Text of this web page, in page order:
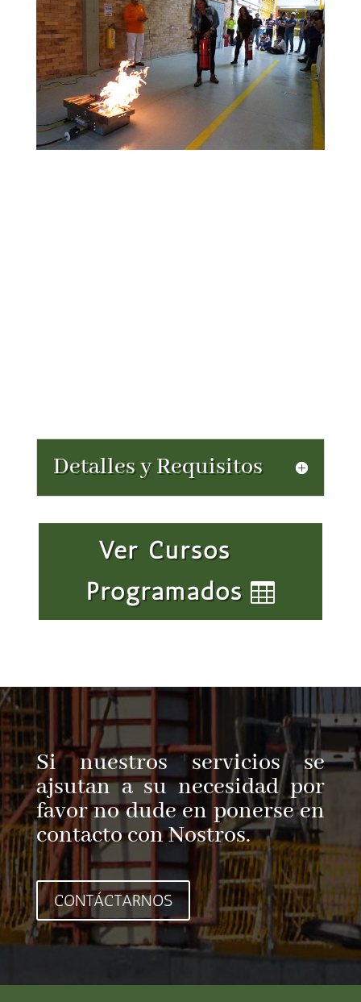
Detalles y Requisitos
Ver Cursos
Programados
Si nuestros servicios se
ajsutan a su necesidad por
favor no dude en ponerse en
contacto con Nostros.
CONTÁCTARNOS